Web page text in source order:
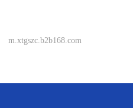
m.xtgszc.b2b168.com